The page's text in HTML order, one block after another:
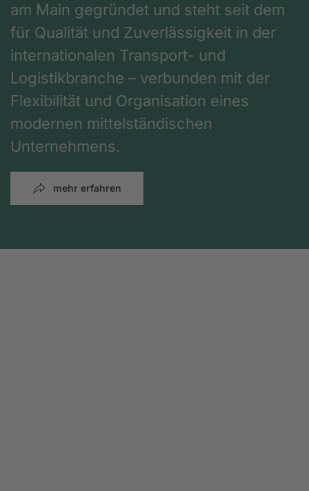
am Main gegründet und steht seit dem
für Qualität und Zuverlässigkeit in der
internationalen Transport- und
Logistikbranche – verbunden mit der
Flexibilität und Organisation eines
modernen mittelständischen
Unternehmens.
mehr erfahren